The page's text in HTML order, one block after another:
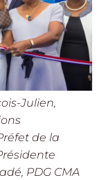
Julien,
de la
PDG CMA